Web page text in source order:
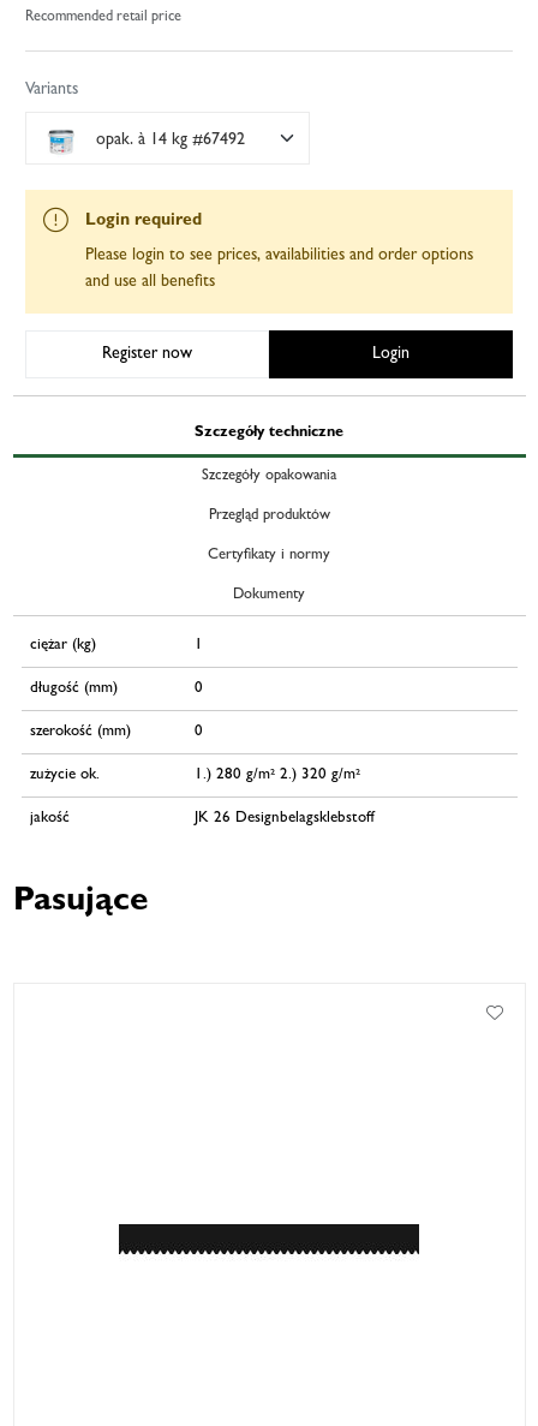
Recommended retail price
Variants
opak. à 14 kg #67492
Login required
Please login to see prices, availabilities and order options
and use all benefits
Register now Login
Szczegóły techniczne
Szczegóły opakowania
Przegląd produktów
Certyfikaty i normy
Dokumenty
ciężar (kg) 1
długość (mm) 0
szerokość (mm) 0
zużycie ok. 1.) 280 g/m² 2.) 320 g/m²
jakość JK 26 Designbelagsklebstoff
Pasujące